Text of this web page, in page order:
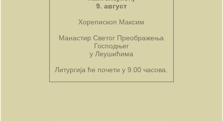
9. август
Хорепископ Максим
Манастир Светог Преображења
Господњег
у Леушићима
Литургија ће почети у 9.00 часова.